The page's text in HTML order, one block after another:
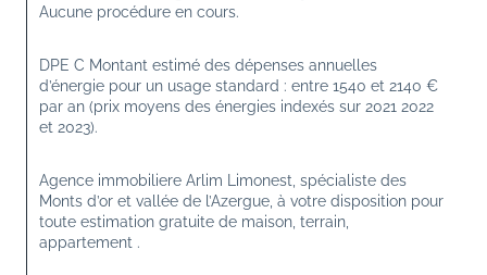
Aucune procédure en cours.
DPE C Montant estimé des dépenses annuelles
d’énergie pour un usage standard : entre 1540 et 2140 €
par an (prix moyens des énergies indexés sur 2021 2022
et 2023).
Agence immobiliere Arlim Limonest, spécialiste des
Monts d’or et vallée de l’Azergue, à votre disposition pour
toute estimation gratuite de maison, terrain,
appartement .